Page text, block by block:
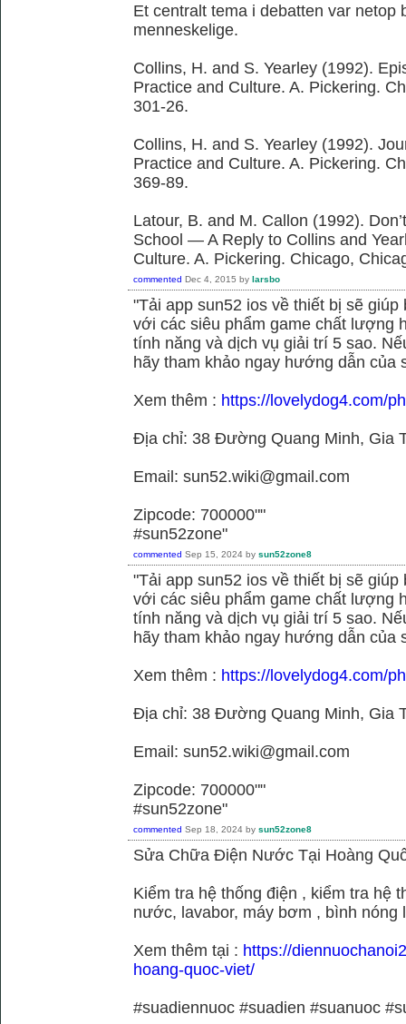
Et centralt tema i debatten var netop
menneskelige.
Collins, H. and S. Yearley (1992).
Practice and Culture. A. Pickering.
301-26.
Collins, H. and S. Yearley (1992).
Practice and Culture. A. Pickering.
369-89.
Latour, B. and M. Callon (1992).
School — A Reply to Collins and
Culture. A. Pickering. Chicago,
commented Dec 4, 2015 by larsbo
"Tải app sun52 ios về thiết bị sẽ
với các siêu phẩm game chất lượng
tính năng và dịch vụ giải trí 5 sao.
hãy tham khảo ngay hướng dẫn của
Xem thêm : https://lovelydog4.com/
Địa chỉ: 38 Đường Quang Minh, Gia
Email: sun52.wiki@gmail.com
Zipcode: 700000""
#sun52zone"
commented Sep 15, 2024 by sun52zone8
"Tải app sun52 ios về thiết bị sẽ
với các siêu phẩm game chất lượng
tính năng và dịch vụ giải trí 5 sao.
hãy tham khảo ngay hướng dẫn của
Xem thêm : https://lovelydog4.com/
Địa chỉ: 38 Đường Quang Minh, Gia
Email: sun52.wiki@gmail.com
Zipcode: 700000""
#sun52zone"
commented Sep 18, 2024 by sun52zone8
Sửa Chữa Điện Nước Tại Hoàng
Kiểm tra hệ thống điện , kiểm tra hệ
nước, lavabor, máy bơm , bình nóng
Xem thêm tại : https://
hoang-quoc-viet/
#suadiennuoc #suadien #suanuoc